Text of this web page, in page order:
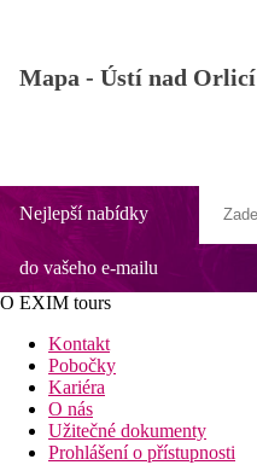
Mapa - Ústí nad Orlicí
Nejlepší nabídky
do vašeho e-mailu
O EXIM tours
Kontakt
Pobočky
Kariéra
O nás
Užitečné dokumenty
Prohlášení o přístupnosti